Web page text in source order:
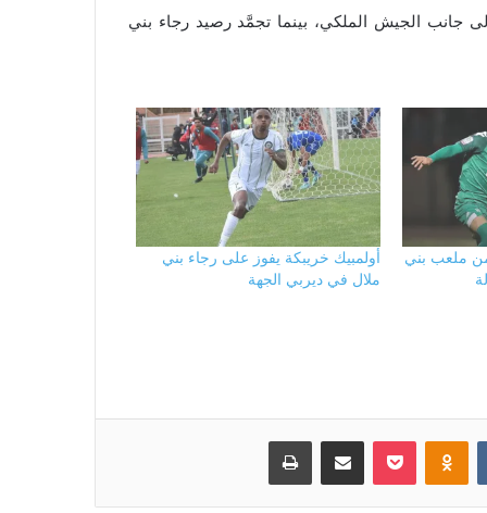
التحق الرجاء بالمرتبة الرابعة برصيد 28 نقطة إلى جانب الجيش الملكي، بينما تجمَّد رصيد رجاء بني
ملعب بني
أولمبيك خريبكة يفوز على رجاء بني
ملال في ديربي الجهة
Odnoklassniki
بوكيت مشاركة عبر البريد طباعة